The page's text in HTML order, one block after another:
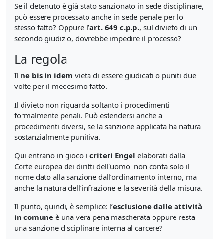
Se il detenuto è già stato sanzionato in sede disciplinare,
può essere processato anche in sede penale per lo
stesso fatto? Oppure l’art. 649 c.p.p., sul divieto di un
secondo giudizio, dovrebbe impedire il processo?
La regola
Il ne bis in idem vieta di essere giudicati o puniti due
volte per il medesimo fatto.
Il divieto non riguarda soltanto i procedimenti
formalmente penali. Può estendersi anche a
procedimenti diversi, se la sanzione applicata ha natura
sostanzialmente punitiva.
Qui entrano in gioco i criteri Engel elaborati dalla
Corte europea dei diritti dell’uomo: non conta solo il
nome dato alla sanzione dall’ordinamento interno, ma
anche la natura dell’infrazione e la severità della misura.
Il punto, quindi, è semplice: l’esclusione dalle attività
in comune è una vera pena mascherata oppure resta
una sanzione disciplinare interna al carcere?